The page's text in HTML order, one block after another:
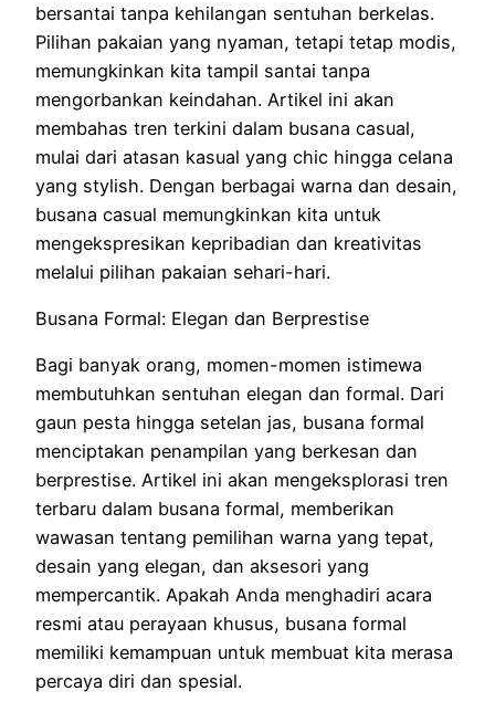
bersantai tanpa kehilangan sentuhan berkelas.
Pilihan pakaian yang nyaman, tetapi tetap modis,
memungkinkan kita tampil santai tanpa
mengorbankan keindahan. Artikel ini akan
membahas tren terkini dalam busana casual,
mulai dari atasan kasual yang chic hingga celana
yang stylish. Dengan berbagai warna dan desain,
busana casual memungkinkan kita untuk
mengekspresikan kepribadian dan kreativitas
melalui pilihan pakaian sehari-hari.
Busana Formal: Elegan dan Berprestise
Bagi banyak orang, momen-momen istimewa
membutuhkan sentuhan elegan dan formal. Dari
gaun pesta hingga setelan jas, busana formal
menciptakan penampilan yang berkesan dan
berprestise. Artikel ini akan mengeksplorasi tren
terbaru dalam busana formal, memberikan
wawasan tentang pemilihan warna yang tepat,
desain yang elegan, dan aksesori yang
mempercantik. Apakah Anda menghadiri acara
resmi atau perayaan khusus, busana formal
memiliki kemampuan untuk membuat kita merasa
percaya diri dan spesial.